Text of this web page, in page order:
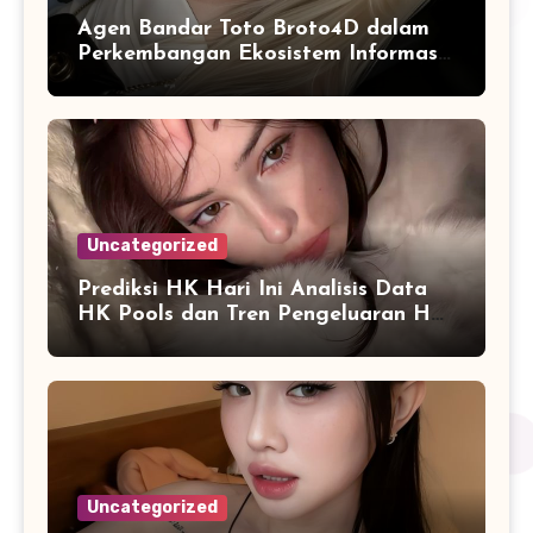
Agen Bandar Toto Broto4D dalam
Perkembangan Ekosistem Informasi
Digital Masa Kini
Uncategorized
Prediksi HK Hari Ini Analisis Data
HK Pools dan Tren Pengeluaran HK
Uncategorized